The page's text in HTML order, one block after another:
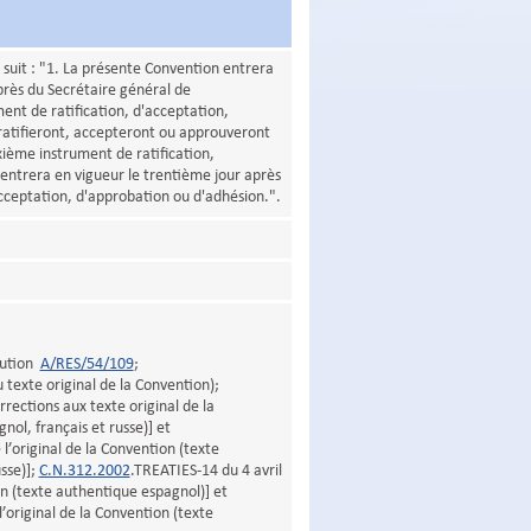
: "1. La présente Convention entrera
du Secrétaire général de
de ratification, d'acceptation,
accepteront ou approuveront
instrument de ratification,
en vigueur le trentième jour après
d'approbation ou d'adhésion.".
A/RES/54/109;
texte original de la Convention);
aux texte original de la
français et russe)] et
de la Convention (texte
C.N.312.2002.TREATIES-14 du 4 avril
(texte authentique espagnol)] et
de la Convention (texte